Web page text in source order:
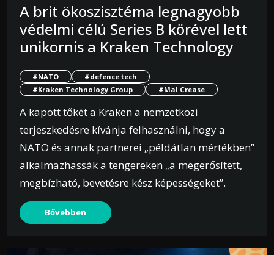
A brit ökoszisztéma legnagyobb
védelmi célú Series B körével lett
unikornis a Kraken Technology
#NATO
#defence tech
#Kraken Technology Group
#Mal Crease
A kapott tőkét a Kraken a nemzetközi
terjeszkedésre kívánja felhasználni, hogy a
NATO és annak partnerei „példátlan mértékben”
alkalmazhassák a tengereken „a megerősített,
megbízható, bevetésre kész képességeket”.
Bővebben